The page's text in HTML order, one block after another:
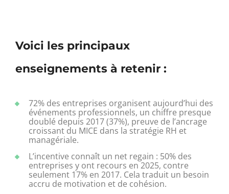
Voici les principaux
enseignements à retenir :
72% des entreprises organisent aujourd’hui des
événements professionnels, un chiffre presque
doublé depuis 2017 (37%), preuve de l’ancrage
croissant du MICE dans la stratégie RH et
managériale.
L’incentive connaît un net regain : 50% des
entreprises y ont recours en 2025, contre
seulement 17% en 2017. Cela traduit un besoin
accru de motivation et de cohésion.